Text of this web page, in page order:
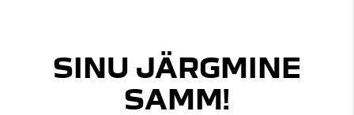
SINU JÄRGMINE
SAMM!